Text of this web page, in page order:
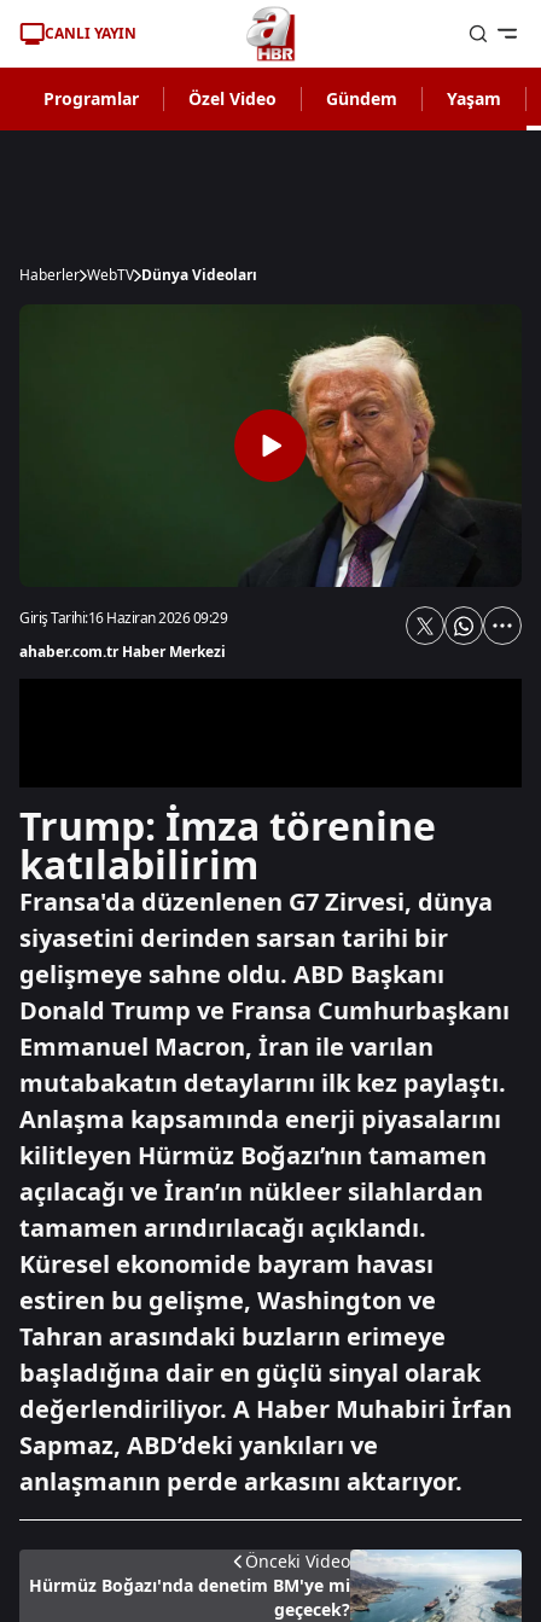
CANLI YAYIN
Programlar Özel Video Gündem Yaşam
Haberler WebTV Dünya Videoları
Giriş Tarihi:16 Haziran 2026 09:29
ahaber.com.tr Haber Merkezi
Trump: İmza törenine
katılabilirim
Fransa'da düzenlenen G7 Zirvesi, dünya
siyasetini derinden sarsan tarihi bir
gelişmeye sahne oldu. ABD Başkanı
Donald Trump ve Fransa Cumhurbaşkanı
Emmanuel Macron, İran ile varılan
mutabakatın detaylarını ilk kez paylaştı.
Anlaşma kapsamında enerji piyasalarını
kilitleyen Hürmüz Boğazı’nın tamamen
açılacağı ve İran’ın nükleer silahlardan
tamamen arındırılacağı açıklandı.
Küresel ekonomide bayram havası
estiren bu gelişme, Washington ve
Tahran arasındaki buzların erimeye
başladığına dair en güçlü sinyal olarak
değerlendiriliyor. A Haber Muhabiri İrfan
Sapmaz, ABD’deki yankıları ve
anlaşmanın perde arkasını aktarıyor.
Önceki Video
Hürmüz Boğazı'nda denetim BM'ye mi
geçecek?